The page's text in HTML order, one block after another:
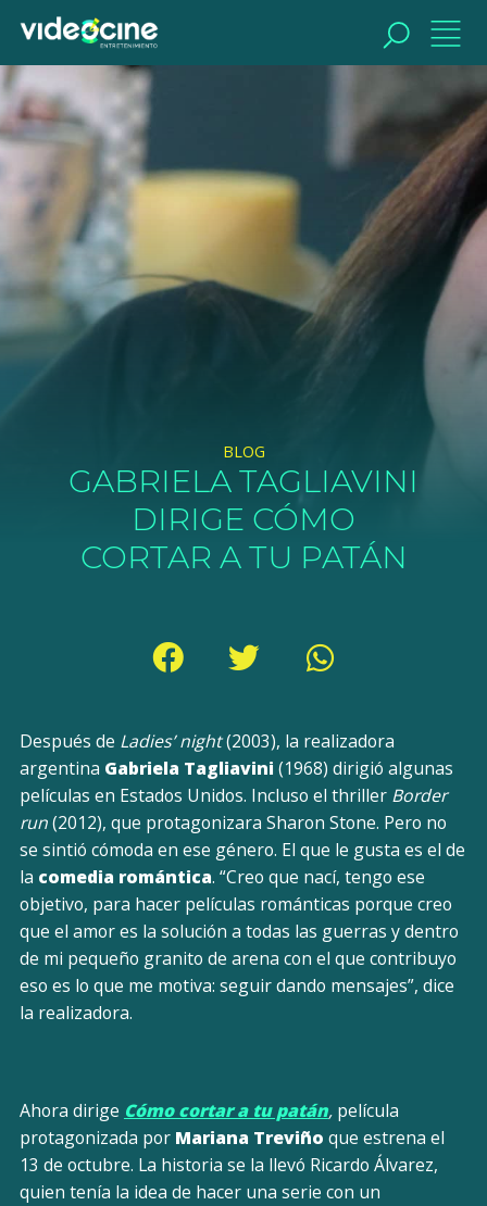
BLOG
GABRIELA TAGLIAVINI
DIRIGE CÓMO
CORTAR A TU PATÁN
Después de Ladies’ night(2003), la realizadora
argentina Gabriela Tagliavini (1968) dirigió algunas
películas en Estados Unidos. Incluso el thriller Border
run(2012), que protagonizara Sharon Stone. Pero no
se sintió cómoda en ese género. El que le gusta es el de
la comedia romántica. “Creo que nací, tengo ese
objetivo, para hacer películas románticas porque creo
que el amor es la solución a todas las guerras y dentro
de mi pequeño granito de arena con el que contribuyo
eso es lo que me motiva: seguir dando mensajes”, dice
la realizadora.
Ahora dirige Cómo cortar a tu patán, película
protagonizada por Mariana Treviño que estrena el
13 de octubre. La historia se la llevó Ricardo Álvarez,
quien tenía la idea de hacer una serie con un